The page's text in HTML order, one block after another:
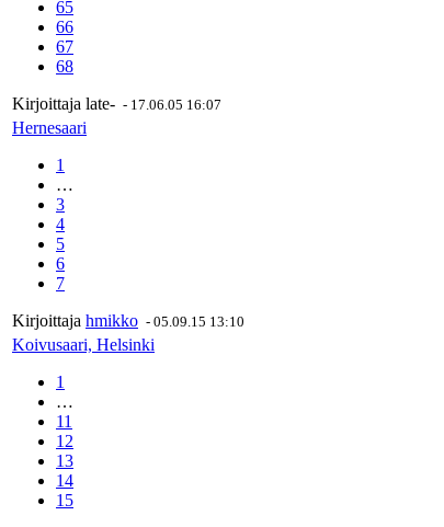
65
66
67
68
Kirjoittaja late- - 17.06.05 16:07
Hernesaari
1
…
3
4
5
6
7
Kirjoittaja hmikko - 05.09.15 13:10
Koivusaari, Helsinki
1
…
11
12
13
14
15